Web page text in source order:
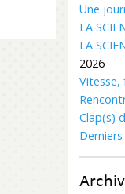
Une
LA
LA
2026
Vitesse,
Clap(s)